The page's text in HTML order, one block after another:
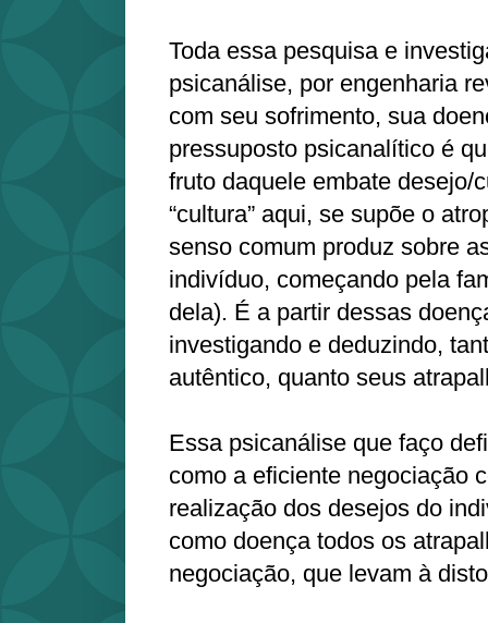
Toda essa pesquisa e
psicanálise, por engenharia
com seu sofrimento, sua
pressuposto psicanalítico é
fruto daquele embate desejo/
“cultura” aqui, se supõe o
senso comum produz sobre
indivíduo, começando pela
dela). É a partir dessas
investigando e deduzindo,
autêntico, quanto seus
Essa psicanálise que faço
como a eficiente negociação
realização dos desejos do
como doença todos os
negociação, que levam à